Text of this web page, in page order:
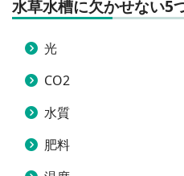
水草水槽に欠かせない5
光
CO2
水質
肥料